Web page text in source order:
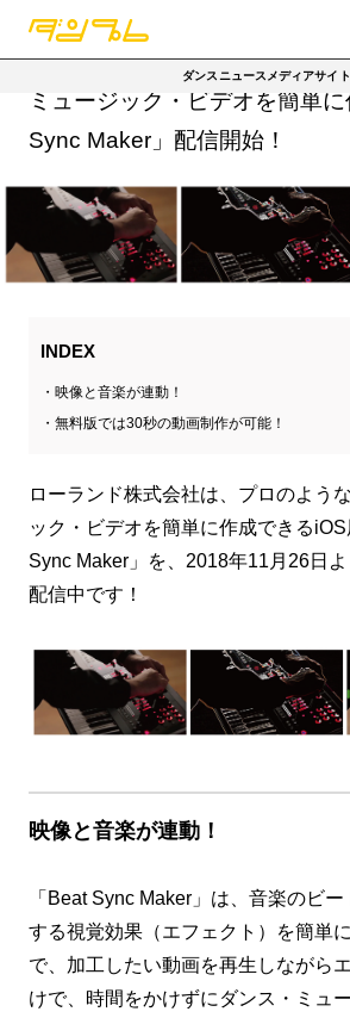
ダンスニュースメディアサイト
ミュージック・ビデオを簡単
Sync Maker」配信開始！
INDEX
映像と音楽が連動！
無料版では30秒の動画制作が可能！
ローランド株式会社は、プロのよう
ック・ビデオを簡単に作成できる
Sync Maker」を、2018年11月26日
配信中です！
映像と音楽が連動！
「Beat Sync Maker」は、音楽のビ
する視覚効果（エフェクト）を簡単
で、加工したい動画を再生しながら
けで、時間をかけずにダンス・ミュ